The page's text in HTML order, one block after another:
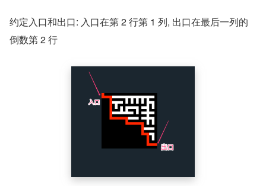
约定入口和出口: 入口在第 2 行第 1 列, 出口在最后一列的
倒数第 2 行